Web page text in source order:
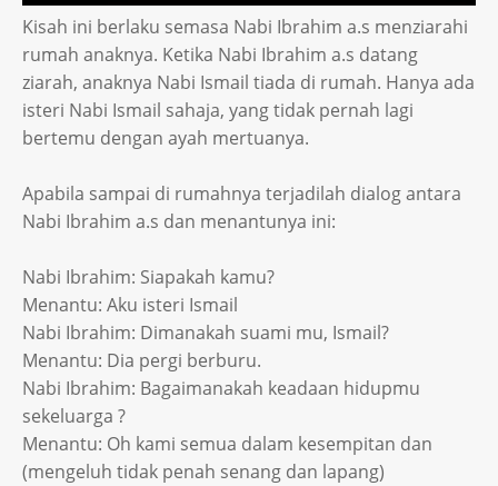
Kisah ini berlaku semasa Nabi Ibrahim a.s menziarahi
rumah anaknya. Ketika Nabi Ibrahim a.s datang
ziarah, anaknya Nabi Ismail tiada di rumah. Hanya ada
isteri Nabi Ismail sahaja, yang tidak pernah lagi
bertemu dengan ayah mertuanya.
Apabila sampai di rumahnya terjadilah dialog antara
Nabi Ibrahim a.s dan menantunya ini:
Nabi Ibrahim: Siapakah kamu?
Menantu: Aku isteri Ismail
Nabi Ibrahim: Dimanakah suami mu, Ismail?
Menantu: Dia pergi berburu.
Nabi Ibrahim: Bagaimanakah keadaan hidupmu
sekeluarga ?
Menantu: Oh kami semua dalam kesempitan dan
(mengeluh tidak penah senang dan lapang)